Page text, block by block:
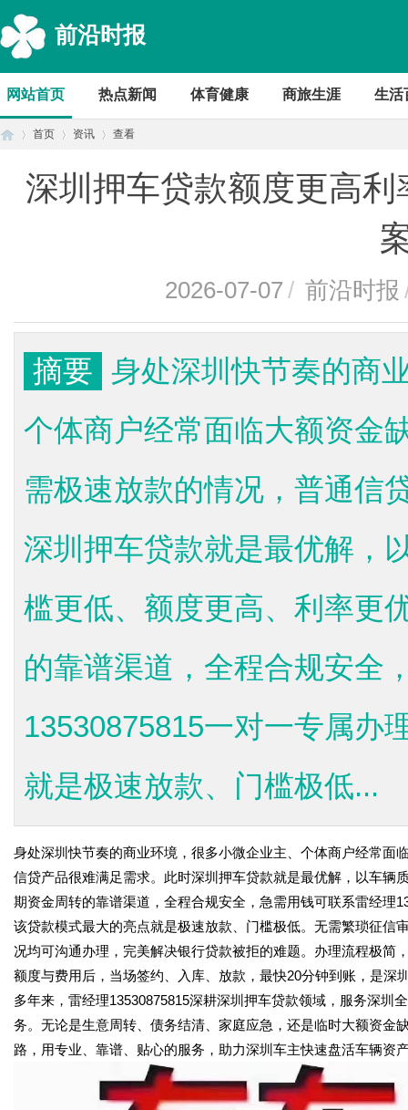
前沿时报
网站首页 热点新闻 体育健康 商旅生涯 生活
首页 资讯 查看
深圳押车贷款额度更高
2026-07-07 / 前沿时报
摘要 身处深圳快节奏的商
个体商户经常面临大额资金
需极速放款的情况，普通信
深圳押车贷款就是最优解，
槛更低、额度更高、利率更
的靠谱渠道，全程合规安全
13530875815一对一专属办
就是极速放款、门槛极低...
身处深圳快节奏的商业环境，很多小微企业主、个体商户经常面
信贷产品很难满足需求。此时深圳押车贷款就是最优解，以车辆
期资金周转的靠谱渠道，全程合规安全，急需用钱可联系雷经理
该贷款模式最大的亮点就是极速放款、门槛极低。无需繁琐征信
况均可沟通办理，完美解决银行贷款被拒的难题。办理流程极简
额度与费用后，当场签约、入库、放款，最快20分钟到账，是深
多年来，雷经理13530875815深耕深圳押车贷款领域，服务深圳
务。无论是生意周转、债务结清、家庭应急，还是临时大额资金
路，用专业、靠谱、贴心的服务，助力深圳车主快速盘活车辆资